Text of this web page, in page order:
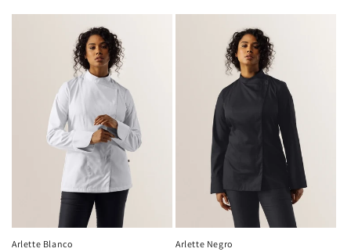
Arlette Blanco Arlette Negro